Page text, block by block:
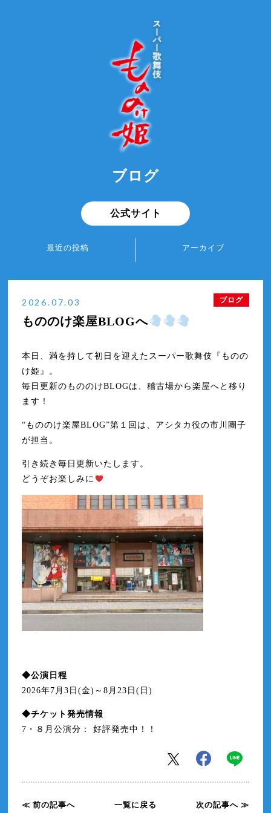
ブログ
公式サイト
最近の投稿
もののけ楽屋BLOG：市川瀧昇
アーカイブ
2026.07.03 ブログ
もののけ楽屋BLOGへ
本日、満を持して初日を迎えたスーパー歌舞伎『ものの
け姫』。
毎日更新のもののけBLOGは、稽古場から楽屋へと移り
ます！
“もののけ楽屋BLOG”第１回は、アシタカ役の市川團子
が担当。
引き続き毎日更新いたします。
どうぞお楽しみに
◆公演日程
2026年7月3日(金)～8月23日(日)
◆チケット発売情報
7・８月公演分： 好評発売中！！
≪ 前の記事へ 一覧に戻る 次の記事へ ≫